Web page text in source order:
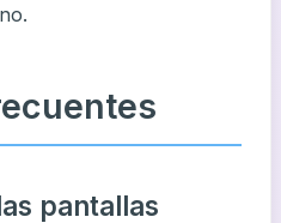
pantallas